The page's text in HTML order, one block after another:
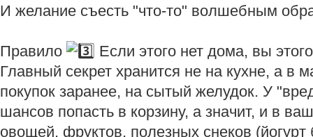
И желание съесть "что-то" волшебным
Правило
Если этого нет дома, вы
Главный секрет хранится не на кухне, а в
покупок заранее, на сытый желудок. У
шансов попасть в корзину, а значит, и в
овощей, фруктов, полезных снеков (йогурт